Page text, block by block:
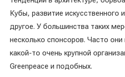
Кубы, развитие искусственного
другое. У большинства таких
несколько спонсоров. Часто
какой-то очень крупной
Greenpeace и подобных.